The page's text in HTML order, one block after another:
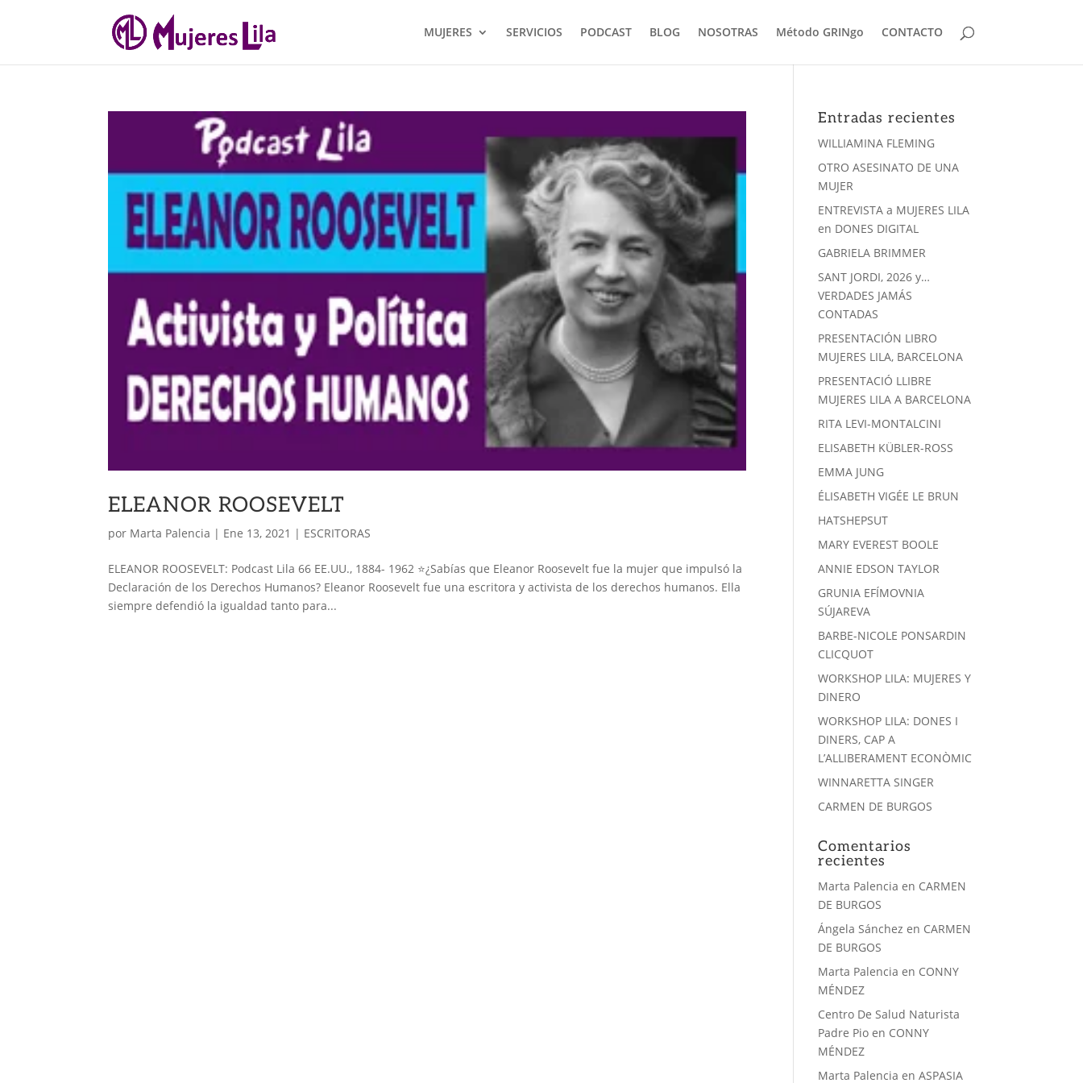
MUJERES SERVICIOS PODCAST BLOG NOSOTRAS Método GRINgo CONTACTO
ELEANOR ROOSEVELT
por Marta Palencia | Ene 13, 2021 | ESCRITORAS
ELEANOR ROOSEVELT: Podcast Lila 66 EE.UU., 1884- 1962 ⭐️¿Sabías que Eleanor Roosevelt fue la mujer que impulsó la
Declaración de los Derechos Humanos? Eleanor Roosevelt fue una escritora y activista de los derechos humanos. Ella
siempre defendió la igualdad tanto para...
Entradas recientes
WILLIAMINA FLEMING
OTRO ASESINATO DE UNA
MUJER
ENTREVISTA a MUJERES LILA
en DONES DIGITAL
GABRIELA BRIMMER
SANT JORDI, 2026 y…
VERDADES JAMÁS
CONTADAS
PRESENTACIÓN LIBRO
MUJERES LILA, BARCELONA
PRESENTACIÓ LLIBRE
MUJERES LILA A BARCELONA
RITA LEVI-MONTALCINI
ELISABETH KÜBLER-ROSS
EMMA JUNG
ÉLISABETH VIGÉE LE BRUN
HATSHEPSUT
MARY EVEREST BOOLE
ANNIE EDSON TAYLOR
GRUNIA EFÍMOVNIA
SÚJAREVA
BARBE-NICOLE PONSARDIN
CLICQUOT
WORKSHOP LILA: MUJERES Y
DINERO
WORKSHOP LILA: DONES I
DINERS, CAP A
L’ALLIBERAMENT ECONÒMIC
WINNARETTA SINGER
CARMEN DE BURGOS
Comentarios
recientes
Marta Palencia en CARMEN
DE BURGOS
Ángela Sánchez en CARMEN
DE BURGOS
Marta Palencia en CONNY
MÉNDEZ
Centro De Salud Naturista
Padre Pio en CONNY
MÉNDEZ
Marta Palencia enASPASIA